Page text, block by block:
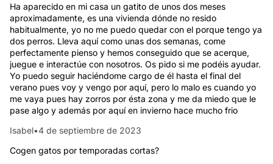
Ha aparecido en mi casa un gatito de unos dos meses
aproximadamente, es una vivienda dónde no resido
habitualmente, yo no me puedo quedar con el porque tengo ya
dos perros. Lleva aquí como unas dos semanas, come
perfectamente pienso y hemos conseguido que se acerque,
juegue e interactúe con nosotros. Os pido si me podéis ayudar.
Yo puedo seguir haciéndome cargo de él hasta el final del
verano pues voy y vengo por aquí, pero lo malo es cuando yo
me vaya pues hay zorros por ésta zona y me da miedo que le
pase algo y además por aquí en invierno hace mucho frio
Isabel•4 de septiembre de 2023
Cogen gatos por temporadas cortas?